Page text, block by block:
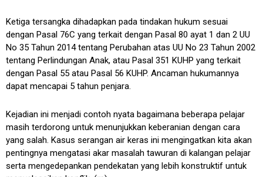
Ketiga tersangka dihadapkan pada tindakan hukum sesuai
dengan Pasal 76C yang terkait dengan Pasal 80 ayat 1 dan 2 UU
No 35 Tahun 2014 tentang Perubahan atas UU No 23 Tahun 2002
tentang Perlindungan Anak, atau Pasal 351 KUHP yang terkait
dengan Pasal 55 atau Pasal 56 KUHP. Ancaman hukumannya
dapat mencapai 5 tahun penjara.
Kejadian ini menjadi contoh nyata bagaimana beberapa pelajar
masih terdorong untuk menunjukkan keberanian dengan cara
yang salah. Kasus serangan air keras ini mengingatkan kita akan
pentingnya mengatasi akar masalah tawuran di kalangan pelajar
serta mengedepankan pendekatan yang lebih konstruktif untuk